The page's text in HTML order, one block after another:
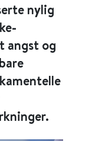
nylig
angst og